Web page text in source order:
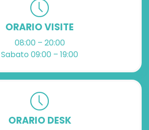
ORARIO VISITE
08:00 – 20:00
Sabato 09:00 – 19:00
ORARIO DESK